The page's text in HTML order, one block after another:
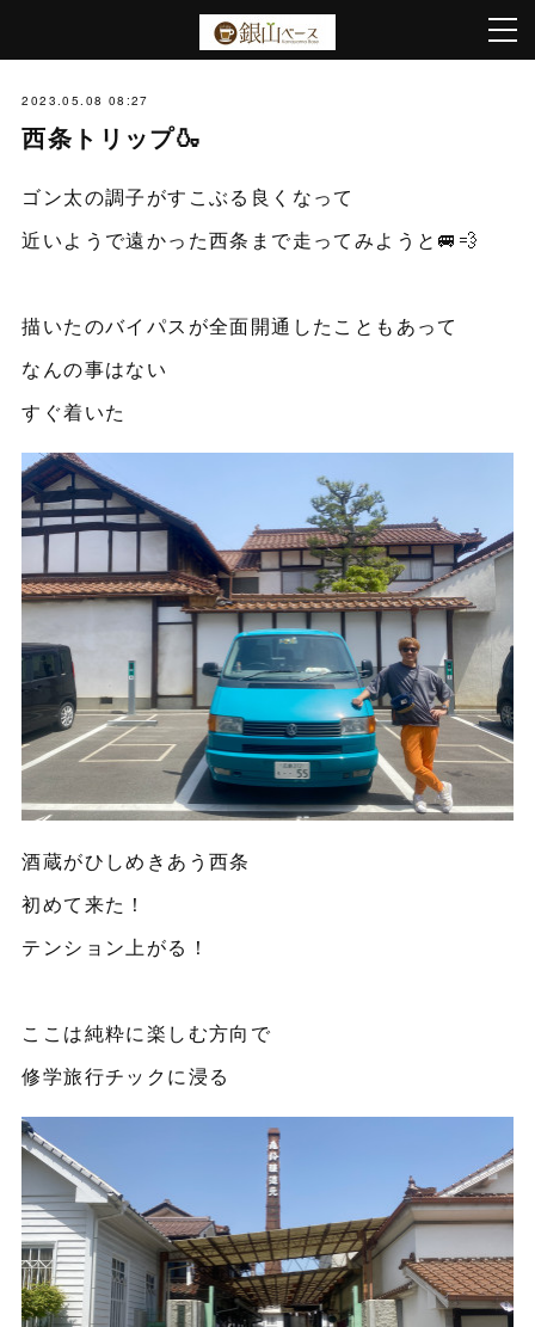
2023.05.08 08:27
西条トリップ🍶
ゴン太の調子がすこぶる良くなって
近いようで遠かった西条まで走ってみようと🚐💨
描いたのバイパスが全面開通したこともあって
なんの事はない
すぐ着いた
酒蔵がひしめきあう西条
初めて来た！
テンション上がる！
ここは純粋に楽しむ方向で
修学旅行チックに浸る